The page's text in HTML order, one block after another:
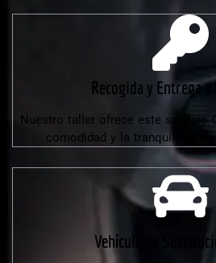
Recogida y Entrega
Nuestro taller ofrece este servicio
comodidad y la tranquilidad
Vehículo de